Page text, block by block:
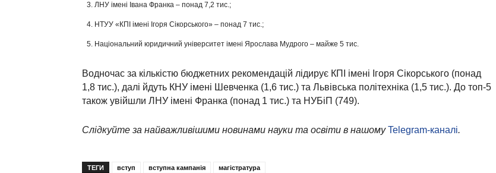
ЛНУ імені Івана Франка – понад 7,2 тис.;
НТУУ «КПІ імені Ігоря Сікорського» – понад 7 тис.;
Національний юридичний університет імені Ярослава Мудрого – майже 5 тис.
Водночас за кількістю бюджетних рекомендацій лідирує КПІ імені Ігоря Сікорського (понад
1,8 тис.), далі йдуть КНУ імені Шевченка (1,6 тис.) та Львівська політехніка (1,5 тис.). До топ-5
також увійшли ЛНУ імені Франка (понад 1 тис.) та НУБіП (749).
Слідкуйте за найважливішими новинами науки та освіти в нашомуTelegram-каналі.
ТЕГИ вступ вступна кампанія магістратура